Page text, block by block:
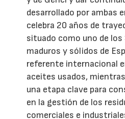
desarrollado por ambas
celebra 20 años de
situado como uno de los
maduros y sólidos de
referente internacional
aceites usados,
una etapa clave para
en la gestión de los
comerciales e